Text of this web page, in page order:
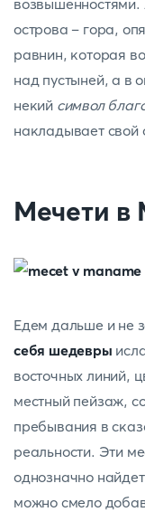
возвышенностями.
острова – гора,
равнин, которая
над пустыней, а в
некий символ
накладывает свой
Мечети в
Едем дальше и не
себя шедевры
восточных линий,
местный пейзаж,
пребывания в
реальности. Эти
однозначно
можно смело